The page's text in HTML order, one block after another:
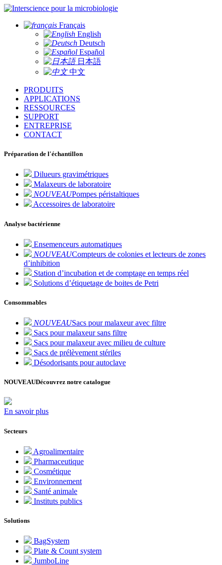
pour la microbiologie
Français
English
Deutsch
Español
日本語
中文
PRODUITS
APPLICATIONS
RESSOURCES
SUPPORT
ENTREPRISE
CONTACT
Préparation de l'échantillon
Dilueurs gravimétriques
Malaxeurs de laboratoire
NOUVEAUPompes péristaltiques
Accessoires de laboratoire
Analyse bactérienne
Ensemenceurs automatiques
NOUVEAUCompteurs de colonies et lecteurs de zones
d’inhibition
Station d’incubation et de comptage en temps réel
Solutions d’étiquetage de boites de Petri
Consommables
NOUVEAUSacs pour malaxeur avec filtre
Sacs pour malaxeur sans filtre
Sacs pour malaxeur avec milieu de culture
Sacs de prélèvement stériles
Désodorisants pour autoclave
NOUVEAUDécouvrez notre catalogue
En savoir plus
Secteurs
Agroalimentaire
Pharmaceutique
Cosmétique
Environnement
Santé animale
Instituts publics
Solutions
BagSystem
Plate & Count system
JumboLine